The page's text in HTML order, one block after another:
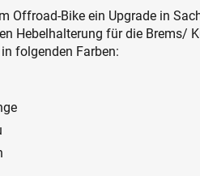
Offroad-Bike ein Upgrade in
Hebelhalterung für die Brems/
folgenden Farben: